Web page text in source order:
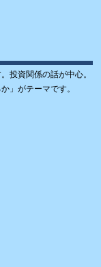
投資関係の話が中心。
」がテーマです。